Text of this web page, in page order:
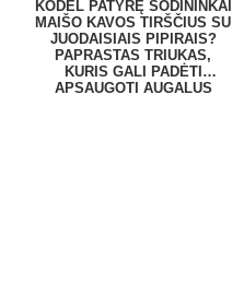
KODĖL PATYRĘ SODININKAI
MAIŠO KAVOS TIRŠČIUS SU
JUODAISIAIS PIPIRAIS?
PAPRASTAS TRIUKAS,
KURIS GALI PADĖTI
APSAUGOTI AUGALUS